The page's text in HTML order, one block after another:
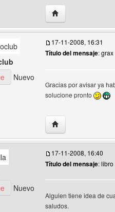
Visitar sitio web
Ver perfil del usuario
Nuevo
17-11-2008, 16:31
Título del mensaje:
Gracias por avisar ya
solucione pronto
Visitar sitio web
perfil del usuario
Nuevo
17-11-2008, 16:40
Título del mensaje:
Alguien tiene idea de
saludos.